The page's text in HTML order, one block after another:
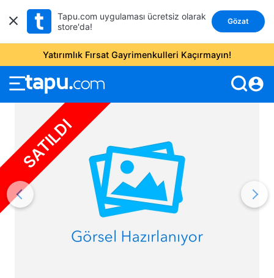
Tapu.com uygulaması ücretsiz olarak
store'da!
Gözat
Yatırımlık Fırsat Gayrimenkulleri Kaçırmayın!
account_circle
SATILDI